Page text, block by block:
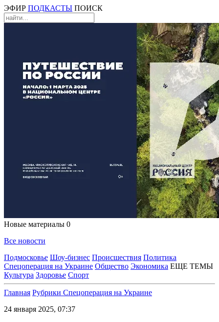
ЭФИР ПОДКАСТЫ ПОИСК
Новые материалы 0
Все новости
Подмосковье Шоу-бизнес Происшествия Политика
Спецоперация на Украине Общество Экономика ЕЩЕ ТЕМЫ
Культура Здоровье Спорт
Главная Рубрики Спецоперация на Украине
24 января 2025, 07:37